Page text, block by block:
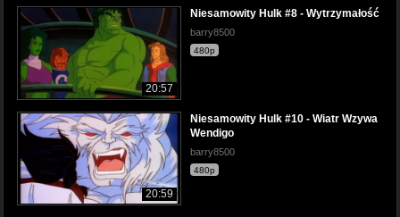
20:57
Niesamowity Hulk #8 - Wytrzymałość
barry8500
480p
20:59
Niesamowity Hulk #10 - Wiatr Wzywa
Wendigo
barry8500
480p